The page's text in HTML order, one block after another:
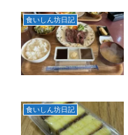
食いしん坊日記
食いしん坊日記